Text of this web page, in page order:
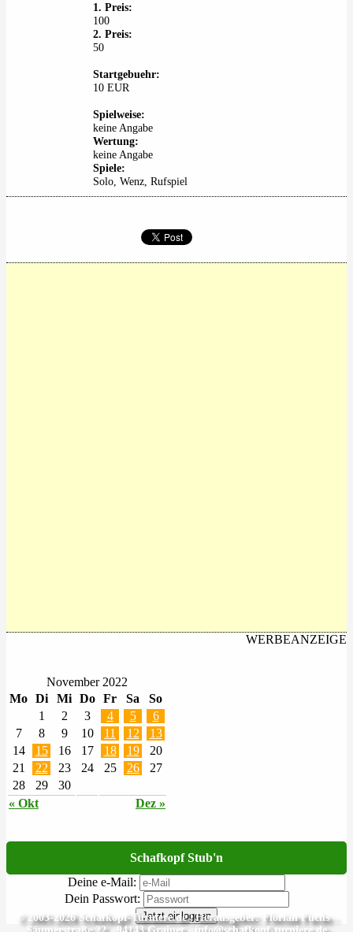
1. Preis:
100
2. Preis:
50
Startgebuehr:
10 EUR
Spielweise:
keine Angabe
Wertung:
keine Angabe
Spiele:
Solo, Wenz, Rufspiel
WERBEANZEIGE
November 2022
Mo Di Mi Do Fr Sa So
« Okt Dez »
1 2 3 4 5
6
7
8 9 10 11 12
13
14
15 16 17 18 19
20
21
22 23 24 25 26
27
28
29 30
Schafkopf Stub'n
Deine e-Mail:
Dein Passwort:
Jetzt einloggen
© 2003-2026 Schafkopf-Turniere.de | Herausgeber: Florian Fuchs -